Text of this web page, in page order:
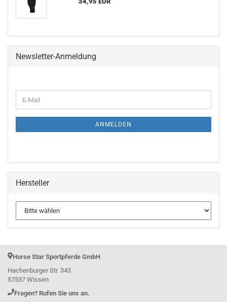
Newsletter-Anmeldung
ZUR
E-
Mail
ANMELDEN
Hersteller
Horse Star Sportpferde GmbH
Hachenburger Str. 343
57537 Wissen
Fragen? Rufen Sie uns an.